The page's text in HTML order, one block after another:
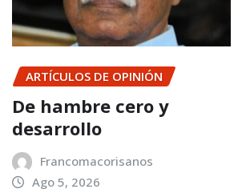
ARTÍCULOS DE OPINIÓN
De hambre cero y
desarrollo
Francomacorisanos
Ago 5, 2026